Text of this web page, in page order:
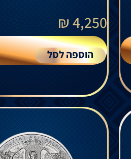
4,250
₪
הוספה לסל